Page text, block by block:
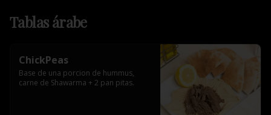
Tablas árabe
ChickPeas
Base de una porcion de hummus,
carne de Shawarma + 2 pan pitas.